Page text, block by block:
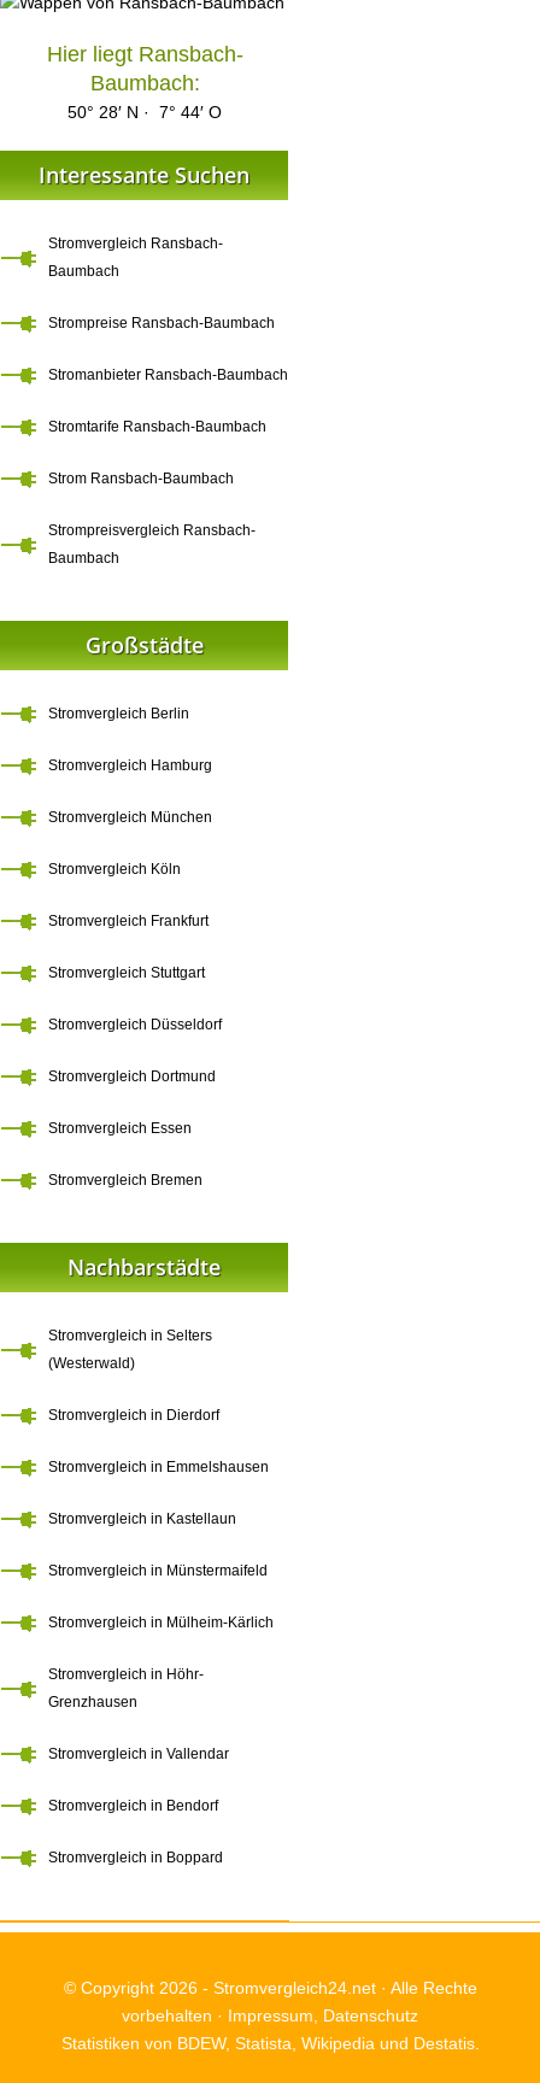
Hier liegt Ransbach-
Baumbach:
50° 28′ N · 7° 44′ O
Interessante Suchen
Stromvergleich Ransbach-
Baumbach
Strompreise Ransbach-Baumbach
Stromanbieter Ransbach-Baumbach
Stromtarife Ransbach-Baumbach
Strom Ransbach-Baumbach
Strompreisvergleich Ransbach-
Baumbach
Großstädte
Stromvergleich Berlin
Stromvergleich Hamburg
Stromvergleich München
Stromvergleich Köln
Stromvergleich Frankfurt
Stromvergleich Stuttgart
Stromvergleich Düsseldorf
Stromvergleich Dortmund
Stromvergleich Essen
Stromvergleich Bremen
Nachbarstädte
Stromvergleich in Selters
(Westerwald)
Stromvergleich in Dierdorf
Stromvergleich in Emmelshausen
Stromvergleich in Kastellaun
Stromvergleich in Münstermaifeld
Stromvergleich in Mülheim-Kärlich
Stromvergleich in Höhr-
Grenzhausen
Stromvergleich in Vallendar
Stromvergleich in Bendorf
Stromvergleich in Boppard
© Copyright 2026 - Stromvergleich24.net· Alle Rechte
vorbehalten · Impressum
Datenschutz
Statistiken von BDEW, Statista, Wikipedia und Destatis.